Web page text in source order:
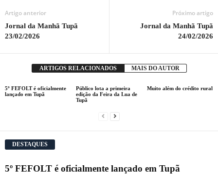
Artigo anterior
Jornal da Manhã Tupã
23/02/2026
Próximo artigo
Jornal da Manhã Tupã
24/02/2026
ARTIGOS RELACIONADOS MAIS DO AUTOR
5º FEFOLT é oficialmente
lançado em Tupã
Público lota a primeira
edição da Feira da Lua de
Tupã
Muito além do crédito rural
DESTAQUES
5º FEFOLT é oficialmente lançado em Tupã